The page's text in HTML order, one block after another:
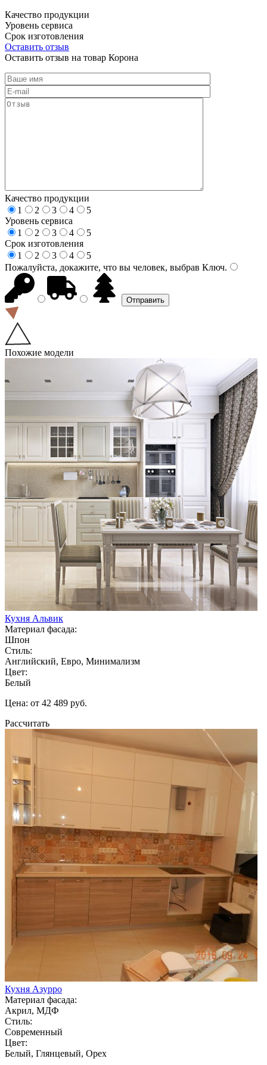
Качество продукции
Уровень сервиса
Срок изготовления
Оставить отзыв
Оставить отзыв на товар Корона
Качество продукции
1
2 3 4
5
Уровень сервиса
1
2 3 4
5
Срок изготовления
1
2 3 4
5
Пожалуйста, докажите, что вы человек, выбрав Ключ.
Похожие модели
Кухня Альвик
Материал фасада:
Шпон
Стиль:
Английский, Евро, Минимализм
Цвет:
Белый
Цена: от 42 489 руб.
Рассчитать
Кухня Азурро
Материал фасада:
Акрил, МДФ
Стиль:
Современный
Цвет:
Белый, Глянцевый, Орех